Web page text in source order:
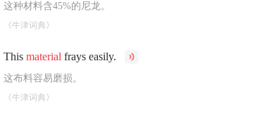
这种材料含45%的尼龙。
《牛津词典》
Thismaterial frays easily.
这布料容易磨损。
《牛津词典》